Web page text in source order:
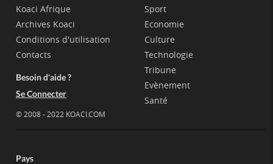
Koaci Afrique
Archives Koaci
Conditions d'utilisation
Contacts
Besoin d'aide ?
Se Connecter
© 2008 - 2022 KOACI.COM
Sport
Economie
Culture
Technologie
Tribune
Evènement
Santé
Pays